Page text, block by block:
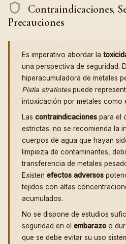
Contraindicaciones,
Precauciones
Es imperativo abordar la
una perspectiva de seguridad.
hiperacumuladora de metales
Pistia stratiotespuede
intoxicación por metales como
Las contraindicaciones para el
estrictas: no se recomienda la
cuerpos de agua que hayan
limpieza de contaminantes,
transferencia de metales
Existen efectos adversos
tejidos con altas
acumulados.
No se dispone de estudios
seguridad en el embarazo o
que se debe evitar su uso